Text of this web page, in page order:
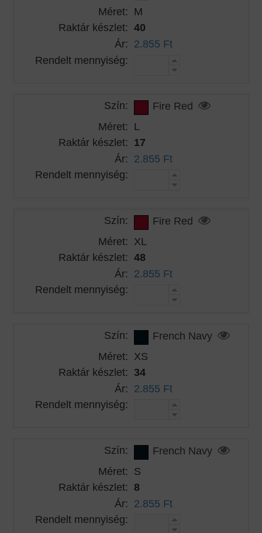
Méret: M
Raktár készlet: 40
Ár: 2.855 Ft
Rendelt mennyiség:
Szín:
Fire Red
Méret: L
Raktár készlet: 17
Ár: 2.855 Ft
Rendelt mennyiség:
Szín:
Fire Red
Méret: XL
Raktár készlet: 48
Ár: 2.855 Ft
Rendelt mennyiség:
Szín:
French Navy
Méret: XS
Raktár készlet: 34
Ár: 2.855 Ft
Rendelt mennyiség:
Szín:
French Navy
Méret: S
Raktár készlet: 8
Ár: 2.855 Ft
Rendelt mennyiség: